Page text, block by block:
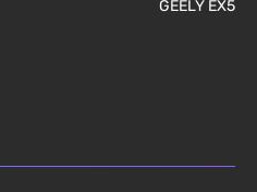
GEELY EX5